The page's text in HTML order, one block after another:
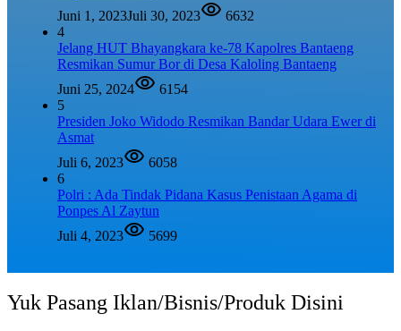
Juni 1, 2023Juli 30, 2023
6632
4
Jelang HUT Bhayangkara ke-78 Kapolres Bantaeng
Resmikan Sumur Bor di Desa Kaloling Bantaeng
Juni 25, 2024
6154
5
Presiden Joko Widodo Resmikan Bandar Udara Ewer di
Asmat
Juli 6, 2023
6058
6
Polri : Ada Tindak Pidana Kasus Penistaan Agama di
Ponpes Al Zaytun
Juli 4, 2023
5699
Yuk Pasang Iklan/Bisnis/Produk Disini